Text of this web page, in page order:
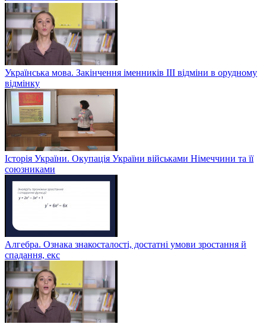
Українська мова. Закінчення іменників ІІІ відміни в орудному
відмінку
Історія України. Окупація України військами Німеччини та її
союзниками
Алгебра. Ознака знакосталості, достатні умови зростання й
спадання, екс